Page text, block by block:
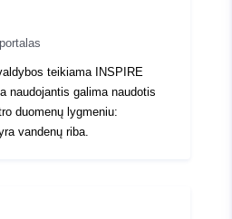
teikiama INSPIRE
naudojantis galima naudotis
duomenų lygmeniu:
vandenų riba.